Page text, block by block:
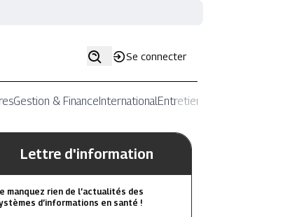
Se connecter
Gestion & FinanceInternationalEntretiens
Lettre d'information
manquez rien de l’actualités des
d’informations en santé !